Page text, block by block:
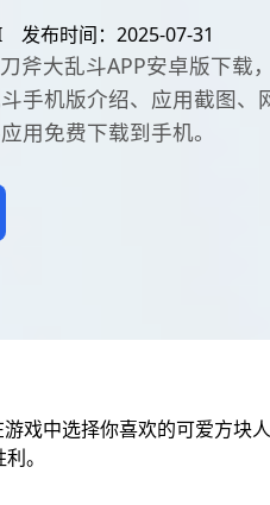
发布时间：2025-07-31
斧大乱斗APP安卓版下载
手机版介绍、应用截图、
用免费下载到手机。
戏中选择你喜欢的可爱方块
。